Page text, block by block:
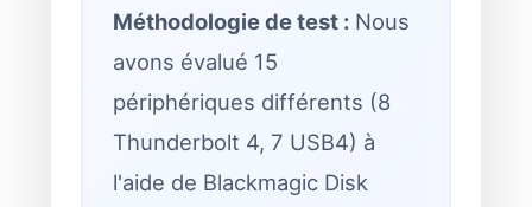
Méthodologie de test : Nous
avons évalué 15
périphériques différents (8
Thunderbolt 4, 7 USB4) à
l'aide de Blackmagic Disk